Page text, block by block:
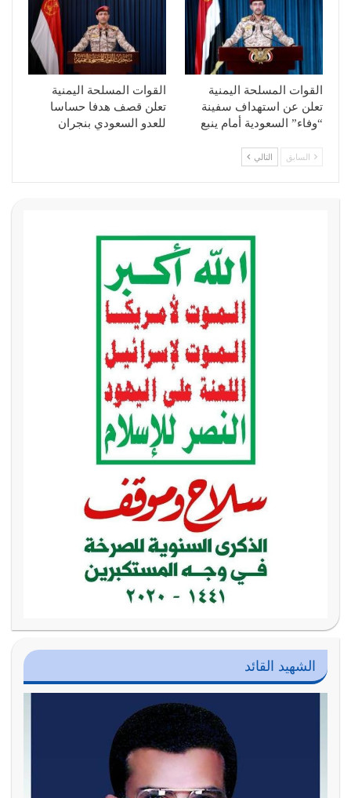
القوات المسلحة اليمنية
تعلن عن استهداف سفينة
“وفاء” السعودية أمام ينبع
القوات المسلحة اليمنية
تعلن قصف هدفا حساسا
للعدو السعودي بنجران
السابق التالي
الشهيد القائد